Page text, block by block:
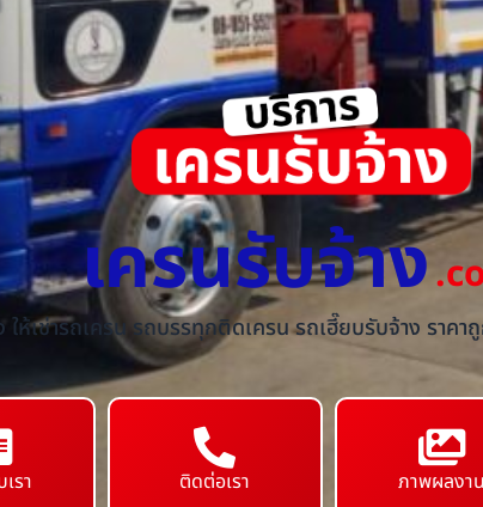
เครนรับจ้าง
ให้เช่ารถเครน รถบรรทุกติดเครน รถเฮี๊ยบรับจ้าง ราค
รา ติดต่อเรา ภาพผลงาน